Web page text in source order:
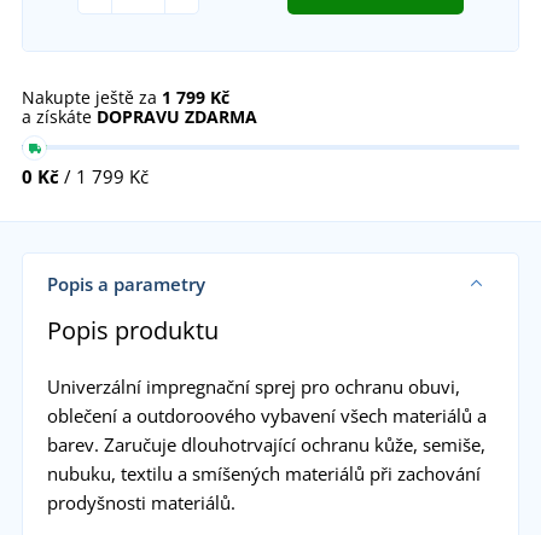
Nakupte ještě za 1 799 Kč
a získáte DOPRAVU ZDARMA
0 Kč / 1 799 Kč
Popis a parametry
Popis produktu
Univerzální impregnační sprej pro ochranu obuvi,
oblečení a outdoroového vybavení všech materiálů a
barev. Zaručuje dlouhotrvající ochranu kůže, semiše,
nubuku, textilu a smíšených materiálů při zachování
prodyšnosti materiálů.